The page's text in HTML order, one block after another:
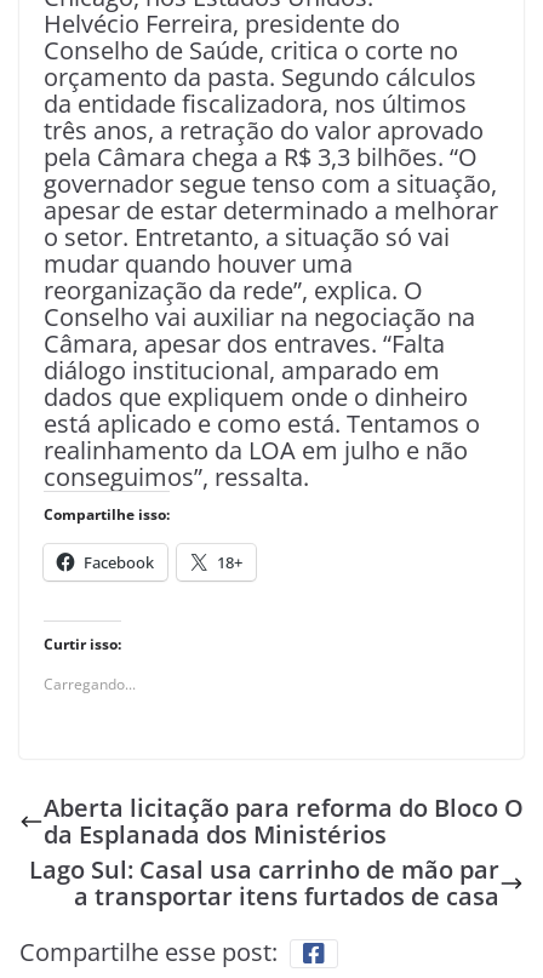
Helvécio Ferreira, presidente do
Conselho de Saúde, critica o corte no
orçamento da pasta. Segundo cálculos
da entidade fiscalizadora, nos últimos
três anos, a retração do valor aprovado
pela Câmara chega a R$ 3,3 bilhões. “O
governador segue tenso com a situação,
apesar de estar determinado a melhorar
o setor. Entretanto, a situação só vai
mudar quando houver uma
reorganização da rede”, explica. O
Conselho vai auxiliar na negociação na
Câmara, apesar dos entraves. “Falta
diálogo institucional, amparado em
dados que expliquem onde o dinheiro
está aplicado e como está. Tentamos o
realinhamento da LOA em julho e não
conseguimos”, ressalta.
Compartilhe isso:
Facebook 18+
Curtir isso:
Carregando...
Aberta licitação para reforma do Bloco O
da Esplanada dos Ministérios
Lago Sul: Casal usa carrinho de mão par
a transportar itens furtados de casa
Compartilhe esse post: